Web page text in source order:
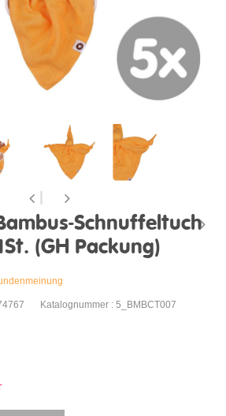
Schnuffeltuch
(GH Packung)
Katalognummer : 5_BMBCT007